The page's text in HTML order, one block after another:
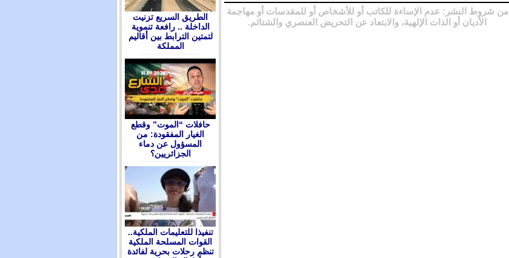
من شروط النشر: عدم الإساءة للكاتب أو للأشخاص أو للمقدسات أو مهاجمة
الأديان أو الذات الإلهية، والابتعاد عن التحريض العنصري والشتائم.
الطريق السريع تزنيت
الداخلة .. رافعة تنموية
لتمتين الترابط بين أقاليم
المملكة
حافلات “الموت” وقطع
الغيار المفقودة: من
المسؤول عن دماء
الجزائريين؟
تنفيذا للتعليمات الملكية..
القوات المسلحة الملكية
تنظم رحلات بحرية لفائدة